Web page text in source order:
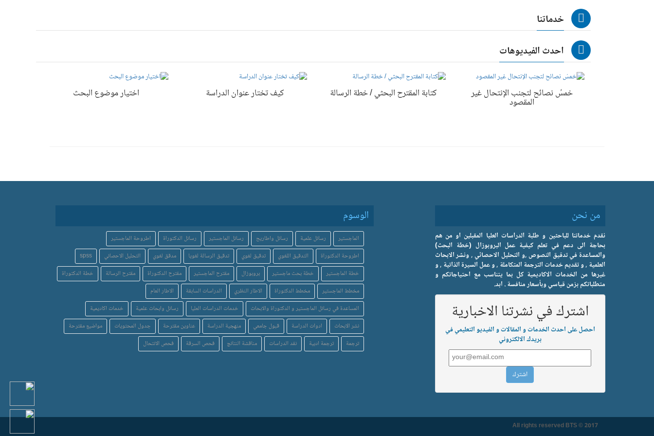
خدماتنا
احدث الفيديوهات
خمسُ نصائح لتجنب الإنتحال غير
المقصود
كتابة المقترح البحثي / خطة الرسالة كيف تختار عنوان الدراسة اختيار موضوع البحث
من نحن
نقدم خدماتنا للباحثين و طلبة الدراسات العليا المقبلين او من هم
بحاجة الى دعم في تعلم كيفية عمل البروبوزال (خطة البحث)
والمساعدة في تدقيق النصوص ,و التحليل الاحصائي , ونشر الابحاث
العلمية , و تقديم خدمات الترجمة المتكاملة , و عمل السيرة الذاتية , و
غيرها من الخدمات الاكاديمية كل بما يتناسب مع احتياجاتكم و
متطلباتكم بزمن قياسي وبأسعار منافسة . ابد.
اشترك في نشرتنا الاخبارية
احصل على احدث الخدمات و المقالات و الفيديو التعليمي في
بريدك الالكتروني
الوسوم
الماجستير رسائل علمية رسائل واطاريح رسائل الماجستير رسائل الدكتوراة
اطروحة الماجستير
اطروحة الدكتوراة
التدقيق اللغوي تدقيق لغوي تدقيق الرسالة لغويا مدقق لغوي التحليل الاحصائي
spss
خطة الماجستير
خطة بحث ماجستير بروبوزال مقترح الماجستير مقترح الدكتوراة مقترح الرسالة
خطة الدكتوراة
مخطط الماجستير
مخطط الدكتوراة الاطار النظري الدراسات السابقة
الاطار العام
المساعدة في رسائل الماجستير و الدكتوراة والابحاث
خدمات الدراسات العليا رسائل وابحاث علمية
خدمات اكاديمية
نشر الابحاث
ادوات الدراسة قبول جامعي منهجية الدراسة عناوين مقترحة جدول المحتويات
مواضيع مقترحة
ترجمة
ترجمة ادبية نقد الدراسات مناقشة النتائج فحص السرقة فحص الانتحال
All rights reserved BTS © 2017